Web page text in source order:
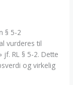
§ 5-2
vurderes til
RL § 5-2. Dette
og virkelig